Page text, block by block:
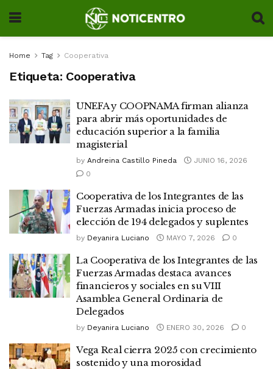
Home Tag Cooperativa
Etiqueta: Cooperativa
UNEFA y COOPNAMA firman alianza
para abrir más oportunidades de
educación superior a la familia
magisterial
by Andreina Castillo Pineda
JUNIO 16, 2026
0
Cooperativa de los Integrantes de las
Fuerzas Armadas inicia proceso de
elección de 194 delegados y suplentes
by Deyanira Luciano MAYO 7, 2026 0
La Cooperativa de los Integrantes de las
Fuerzas Armadas destaca avances
financieros y sociales en su VIII
Asamblea General Ordinaria de
Delegados
by Deyanira Luciano ENERO 30, 2026 0
Vega Real cierra 2025 con crecimiento
sostenido y una morosidad